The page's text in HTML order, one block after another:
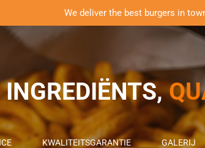
We deliver the best burgers in
INGREDIËNTS,
KWALITEITSGARANTIE GALERIJ